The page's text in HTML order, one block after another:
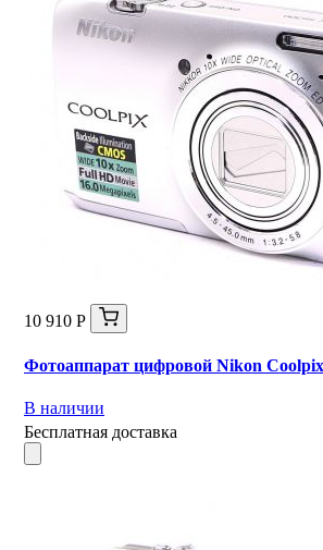
10 910 Р
Фотоаппарат цифровой Nikon Coolpix
В наличии
Бесплатная доставка